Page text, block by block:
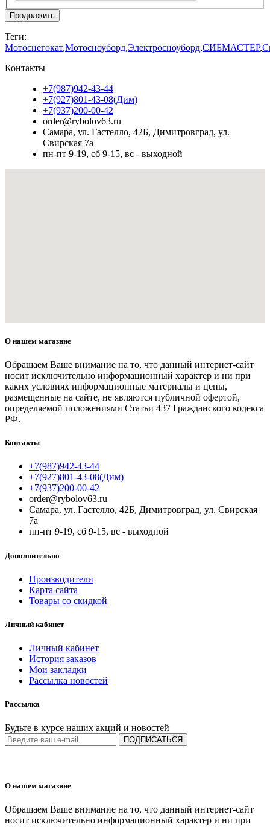
Продолжить
Теги:
Мотоснегокат,Мотосноуборд,Электросноуборд,СИБМАСТЕР,
Контакты
+7(987)942-43-44
+7(927)801-43-08(Дим)
+7(937)200-00-42
order@rybolov63.ru
Самара, ул. Гастелло, 42Б, Димитровград, ул.
Свирская 7а
пн-пт 9-19, сб 9-15, вс - выходной
О нашем магазине
Обращаем Ваше внимание на то, что данный интернет-сайт
носит исключительно информационный характер и ни при
каких условиях информационные материалы и цены,
размещенные на сайте, не являются публичной офертой,
определяемой положениями Статьи 437 Гражданского кодекса
РФ.
Контакты
+7(987)942-43-44
+7(927)801-43-08(Дим)
+7(937)200-00-42
order@rybolov63.ru
Самара, ул. Гастелло, 42Б, Димитровград, ул. Свирская
7а
пн-пт 9-19, сб 9-15, вс - выходной
Дополнительно
Производители
Карта сайта
Товары со скидкой
Личный кабинет
Личный кабинет
История заказов
Мои закладки
Рассылка новостей
Рассылка
Будьте в курсе наших акций и новостей
ПОДПИСАТЬСЯ
О нашем магазине
Обращаем Ваше внимание на то, что данный интернет-сайт
носит исключительно информационный характер и ни при